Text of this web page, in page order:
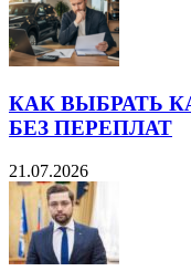
КАК ВЫБРАТЬ
БЕЗ ПЕРЕПЛАТ
21.07.2026